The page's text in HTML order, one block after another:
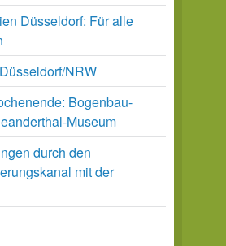
Düsseldorf: Für alle
NRW
Bogenbau-
Museum
durch den
mit der